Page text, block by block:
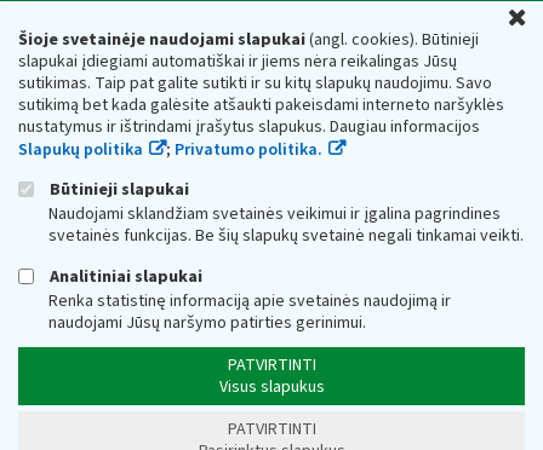
Šioje svetainėje naudojami slapukai(angl. cookies). Būtinieji
slapukai įdiegiami automatiškai ir jiems nėra reikalingas Jūsų
sutikimas. Taip pat galite sutikti ir su kitų slapukų naudojimu. Savo
sutikimą bet kada galėsite atšaukti pakeisdami interneto naršyklės
nustatymus ir ištrindami įrašytus slapukus. Daugiau informacijos
Slapukų politika
; Privatumo politika.
Būtinieji slapukai
Naudojami sklandžiam svetainės veikimui ir įgalina pagrindines
svetainės funkcijas. Be šių slapukų svetainė negali tinkamai veikti.
Analitiniai slapukai
Renka statistinę informaciją apie svetainės naudojimą ir
naudojami Jūsų naršymo patirties gerinimui.
PATVIRTINTI
Visus slapukus
PATVIRTINTI
Respublikos finansų ministerijos
Biudžetinė įstaiga. Juridinio asmens kodas — 188659752,
adresas: Vasario 16-osios g. 14, 01107 Vilnius, Lietuva, el.paštas:
vmi@vmi.lt, E. pristatymo dėžutės adresas 188659752
Duomenys apie Valstybinę mokesčių inspekciją prie Lietuvos
Respublikos finansų ministerijos kaupiami ir saugomi Juridinių